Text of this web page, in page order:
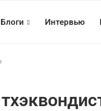
Блоги Интервью